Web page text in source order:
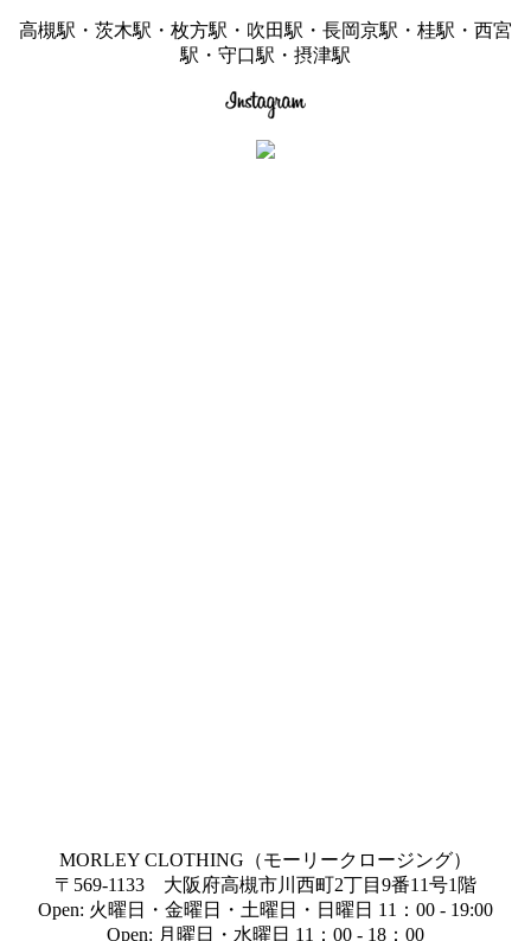
高槻駅・茨木駅・枚方駅・吹田駅・長岡京駅・桂駅・西宮
駅・守口駅・摂津駅
MORLEY CLOTHING（モーリークロージング）
〒569-1133 大阪府高槻市川西町2丁目9番11号1階
Open: 火曜日・金曜日・土曜日・日曜日 11：00 - 19:00
Open: 月曜日・水曜日 11：00 - 18：00